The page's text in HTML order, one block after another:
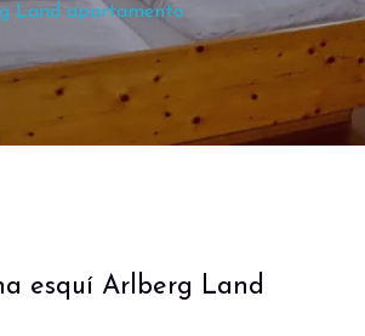
Land apartamento
esquí Arlberg Land